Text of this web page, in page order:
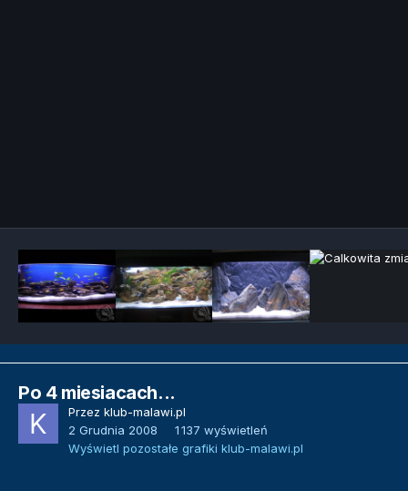
Po 4 miesiacach...
Przez klub-malawi.pl
2 Grudnia 2008
1 137 wyświetleń
Wyświetl pozostałe grafiki klub-malawi.pl